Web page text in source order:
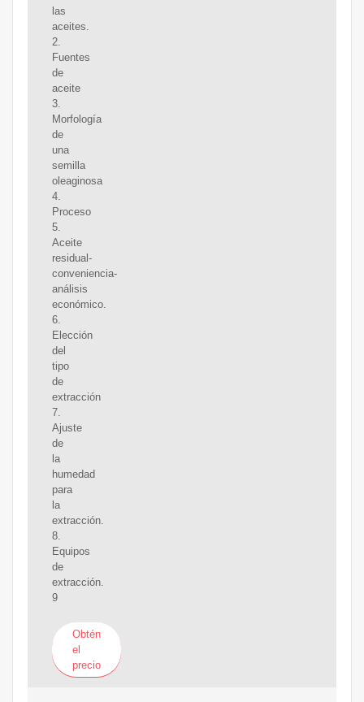
las
aceites.
2.
Fuentes
de
aceite
3.
Morfología
de
una
semilla
oleaginosa
4.
Proceso
5.
Aceite
residual-
conveniencia-
análisis
económico.
6.
Elección
del
tipo
de
extracción
7.
Ajuste
de
la
humedad
para
la
extracción.
8.
Equipos
de
extracción.
9
Obtén
el
precio